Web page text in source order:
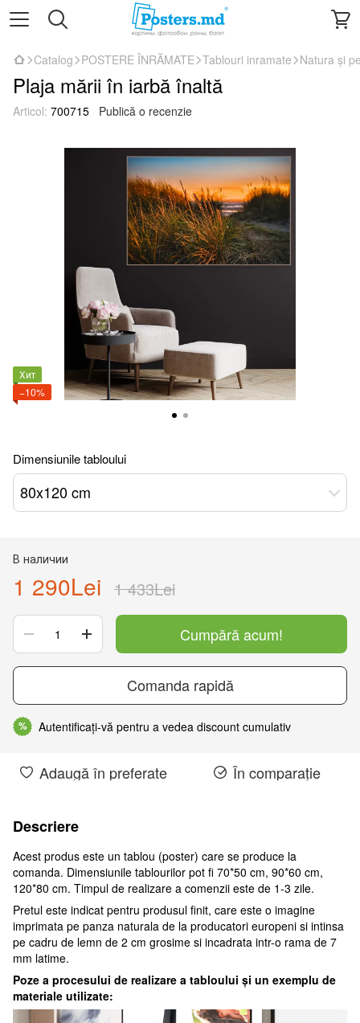
Catalog POSTERE ÎNRĂMATE Tablouri inramate Natura și
Plaja mării în iarbă înaltă
Articol: 700715 Publică o recenzie
Хит
−10%
Dimensiunile tabloului
80x120 cm
В наличии
1 290Lei 1 433Lei
Cumpără acum!
Comanda rapidă
% Autentificați-vă pentru a vedea discount cumulativ
Adaugă în preferate În comparație
Descriere
Acest produs este un tablou (poster) care se produce la
comanda. Dimensiunile tablourilor pot fi 70*50 cm, 90*60 cm,
120*80 cm. Timpul de realizare a comenzii este de 1-3 zile.
Pretul este indicat pentru produsul finit, care este o imagine
imprimata pe panza naturala de la producatori europeni si intinsa
pe cadru de lemn de 2 cm grosime si incadrata intr-o rama de 7
mm latime.
Poze a procesului de realizare a tabloului și un exemplu de
materiale utilizate: